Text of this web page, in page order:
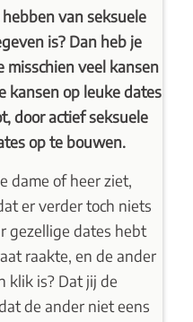
van seksuele
is? Dan heb je
misschien veel kansen
kansen op leuke dates
door actief seksuele
op te bouwen.
dame of heer ziet,
er verder toch niets
gezellige dates hebt
raakte, en de ander
klik is? Dat jij de
de ander niet eens